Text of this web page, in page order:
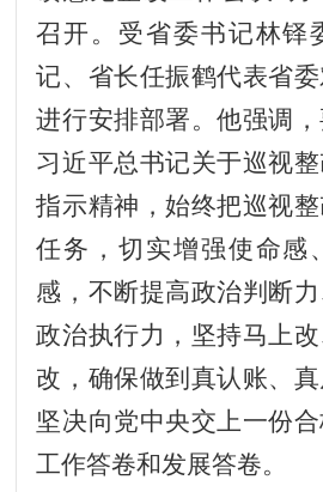
召开。受省委书记林铎
记、省长任振鹤代表省
进行安排部署。他强调
习近平总书记关于巡视
指示精神，始终把巡视
任务，切实增强使命感
感，不断提高政治判断力
政治执行力，坚持马上
改，确保做到真认账、真
坚决向党中央交上一份合
工作答卷和发展答卷。